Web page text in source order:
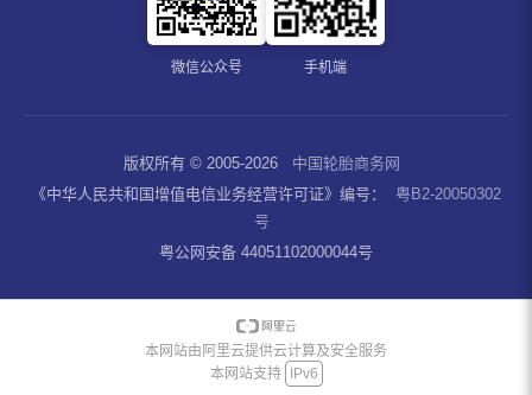
微信公众号 手机端
版权所有 © 2005-2026
中国轮胎商务网
《中华人民共和国增值电信业务经营许可证》编号：
粤B2-20050302
号
粤公网安备 44051102000044号
本网站由阿里云提供云计算及安全服务
本网站支持 IPv6